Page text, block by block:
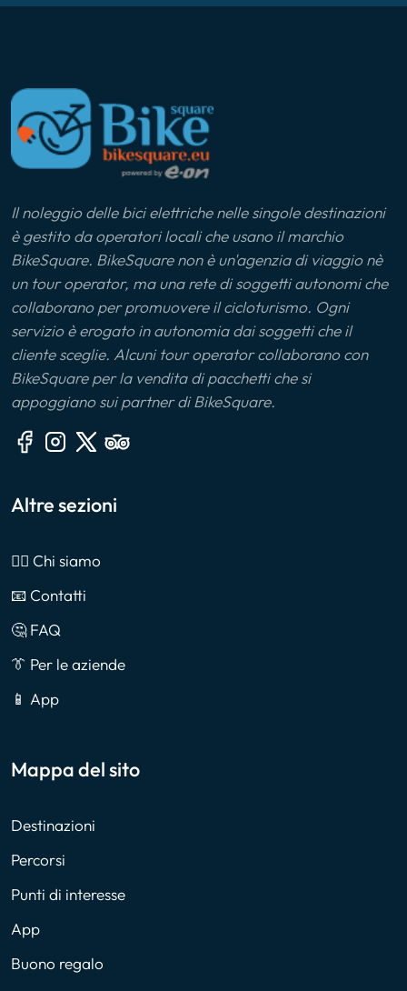
Il noleggio delle bici elettriche nelle singole destinazioni
è gestito da operatori locali che usano il marchio
BikeSquare. BikeSquare non è un'agenzia di viaggio nè
un tour operator, ma una rete di soggetti autonomi che
collaborano per promuovere il cicloturismo. Ogni
servizio è erogato in autonomia dai soggetti che il
cliente sceglie. Alcuni tour operator collaborano con
BikeSquare per la vendita di pacchetti che si
appoggiano sui partner di BikeSquare.
Altre sezioni
🙎‍♂️ Chi siamo
📧 Contatti
🤔 FAQ
👔 Per le aziende
📱 App
Mappa del sito
Destinazioni
Percorsi
Punti di interesse
App
Buono regalo